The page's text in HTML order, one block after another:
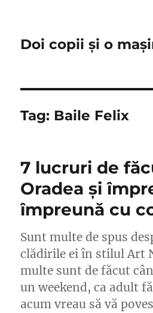
Doi copii și o
Tag: Baile Felix
7 lucruri de
Oradea și
împreună cu
Sunt multe de spus
clădirile ei în stilul Art
multe sunt de făcut
un weekend, ca adult
acum vreau să vă